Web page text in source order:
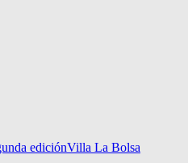
ediciónVilla La Bolsa